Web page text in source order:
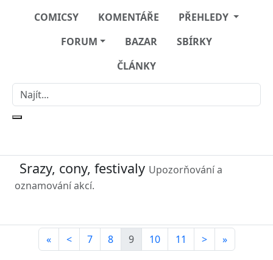
COMICSY KOMENTÁŘE
PŘEHLEDY
FORUM
BAZAR
SBÍRKY
ČLÁNKY
Srazy, cony, festivaly Upozorňování a
oznamování akcí.
« < 7 8 9 10 11 > »